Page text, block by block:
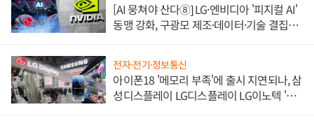
[AI 뭉쳐야 산다⑧] LG·엔비디아 '피지컬 AI'
동맹 강화, 구광모 제조·데이터·기술 결집
전자·전기·정보통신
아이폰18 '메모리 부족'에 출시 지연되나, 삼
성디스플레이 LG디스플레이 LG이노텍 '탈